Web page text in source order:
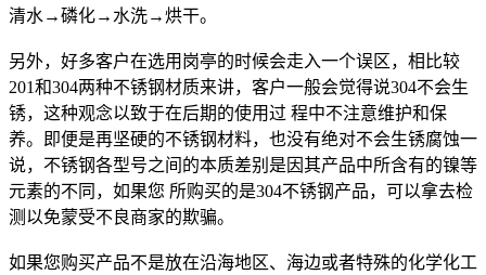
清水→磷化→水洗→烘干。
另外，好多客户在选用岗亭的时候会走入一个误区，相比较
201和304两种不锈钢材质来讲，客户一般会觉得说304不会生
锈，这种观念以致于在后期的使用过 程中不注意维护和保
养。即便是再坚硬的不锈钢材料，也没有绝对不会生锈腐蚀一
说，不锈钢各型号之间的本质差别是因其产品中所含有的镍等
元素的不同，如果您 所购买的是304不锈钢产品，可以拿去检
测以免蒙受不良商家的欺骗。
如果您购买产品不是放在沿海地区、海边或者特殊的化学化工